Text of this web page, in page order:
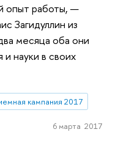
опыт работы, —
Загидуллин из
месяца оба они
науки в своих
кампания 2017
6 марта 2017